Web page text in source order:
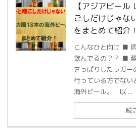
【アジアビール
ごしだけじゃな
をまとめて紹介！
こんなひと向け ■
飲んでるの？？ ■
さっぱりしたラガー
行っている方でない
海外ビール。 以 ...
続